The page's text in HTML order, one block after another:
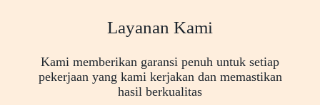
Layanan Kami
Kami memberikan garansi penuh untuk setiap
pekerjaan yang kami kerjakan dan memastikan
hasil berkualitas